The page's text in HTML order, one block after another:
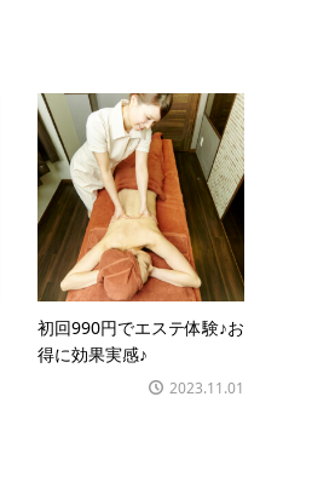
初回990円でエステ体験♪お
得に効果実感♪
2023.11.01